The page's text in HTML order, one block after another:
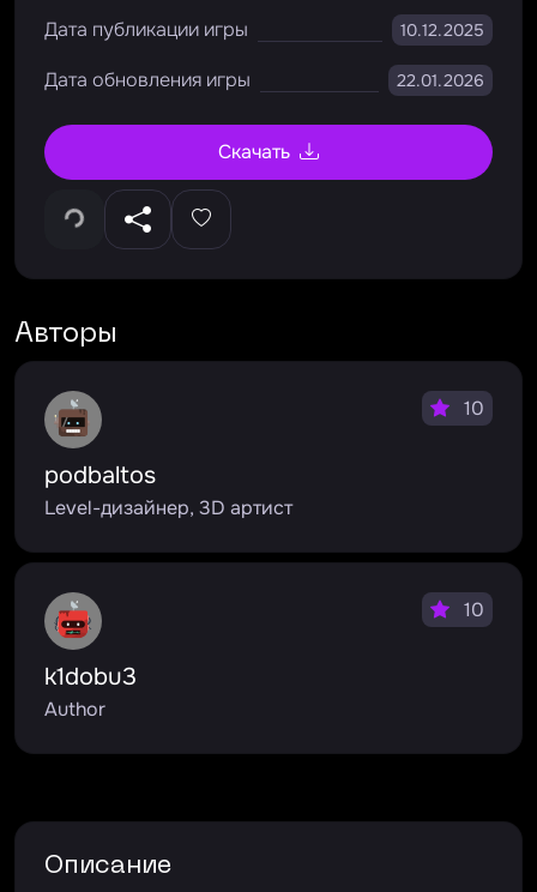
Дата публикации игры 10.12.2025
Дата обновления игры 22.01.2026
Скачать
Авторы
podbaltos
Level-дизайнер, 3D артист
10
k1dobu3
Author
10
Описание